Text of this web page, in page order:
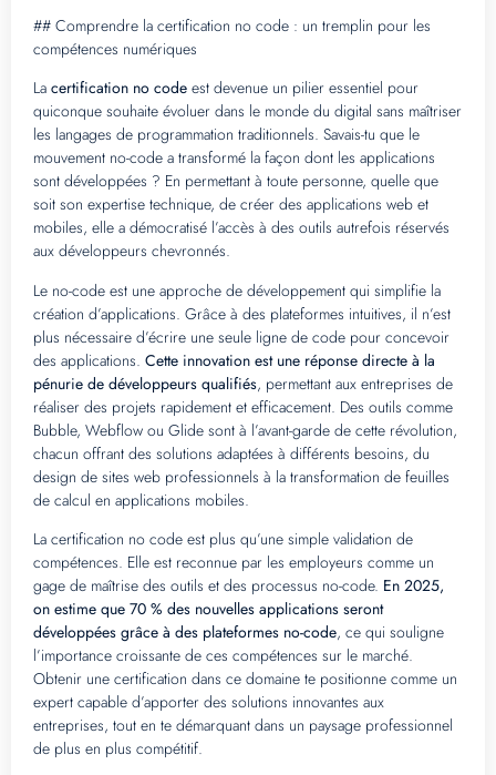
## Comprendre la certification no code : un tremplin pour les
compétences numériques
La certification no code est devenue un pilier essentiel pour
quiconque souhaite évoluer dans le monde du digital sans maîtriser
les langages de programmation traditionnels. Savais-tu que le
mouvement no-code a transformé la façon dont les applications
sont développées ? En permettant à toute personne, quelle que
soit son expertise technique, de créer des applications web et
mobiles, elle a démocratisé l’accès à des outils autrefois réservés
aux développeurs chevronnés.
Le no-code est une approche de développement qui simplifie la
création d’applications. Grâce à des plateformes intuitives, il n’est
plus nécessaire d’écrire une seule ligne de code pour concevoir
des applications. Cette innovation est une réponse directe à la
pénurie de développeurs qualifiés, permettant aux entreprises de
réaliser des projets rapidement et efficacement. Des outils comme
Bubble, Webflow ou Glide sont à l’avant-garde de cette révolution,
chacun offrant des solutions adaptées à différents besoins, du
design de sites web professionnels à la transformation de feuilles
de calcul en applications mobiles.
La certification no code est plus qu’une simple validation de
compétences. Elle est reconnue par les employeurs comme un
gage de maîtrise des outils et des processus no-code. En 2025,
on estime que 70 % des nouvelles applications seront
développées grâce à des plateformes no-code, ce qui souligne
l’importance croissante de ces compétences sur le marché.
Obtenir une certification dans ce domaine te positionne comme un
expert capable d’apporter des solutions innovantes aux
entreprises, tout en te démarquant dans un paysage professionnel
de plus en plus compétitif.